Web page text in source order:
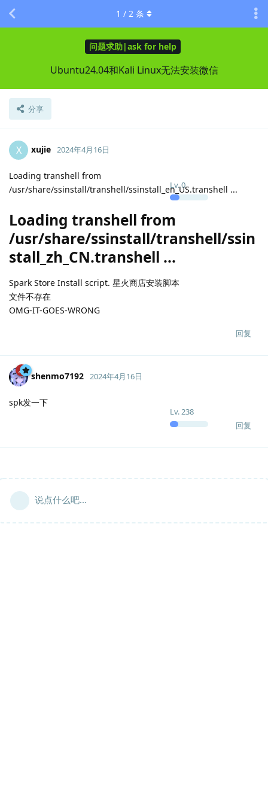
问题求助|ask for help
Ubuntu24.04和Kali Linux无法安装微信
分享
1 / 2 条
X xujie
Lv.0
2024年4月16日
Loading transhell from
/usr/share/ssinstall/transhell/ssinstall_en_US.transhell ...
Loading transhell from
/usr/share/ssinstall/transhell/ssin
stall_zh_CN.transhell ...
Spark Store Install script. 星火商店安装脚本
文件不存在
OMG-IT-GOES-WRONG
回复
shenmo7192
Lv.238
2024年4月16日
spk发一下
回复
说点什么吧...